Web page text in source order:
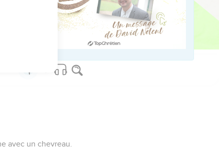
sur www.editionsbiblio.fr
avec un chevreau.